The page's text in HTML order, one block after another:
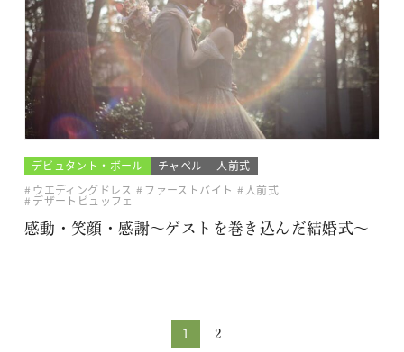
デビュタント・ボール チャペル
人前式
ウエディングドレス
ファーストバイト 人前式
デザートビュッフェ
感動・笑顔・感謝～ゲストを巻き込んだ結婚式～
1 2